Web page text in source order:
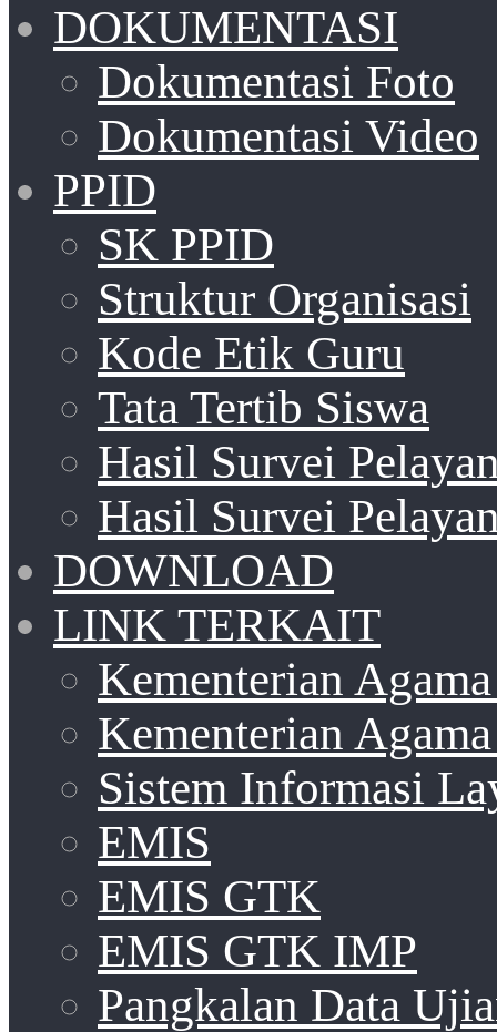
DOKUMENTASI
Dokumentasi Foto
Dokumentasi Video
PPID
SK PPID
Struktur Organisasi
Kode Etik Guru
Tata Tertib Siswa
Hasil Survei
Hasil Survei
DOWNLOAD
LINK TERKAIT
Kementerian
Kementerian
Sistem Informasi
EMIS
EMIS GTK
EMIS GTK IMP
Pangkalan Data